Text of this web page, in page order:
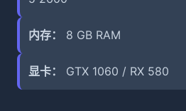
内存： 8 GB RAM
显卡： GTX 1060 / RX 580